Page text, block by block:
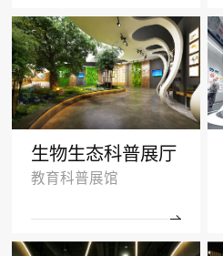
生物生态科普展厅
教育科普展馆